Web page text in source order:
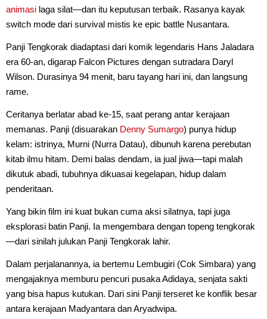
animasi laga silat—dan itu keputusan terbaik. Rasanya kayak
switch mode dari survival mistis ke epic battle Nusantara.
Panji Tengkorak diadaptasi dari komik legendaris Hans Jaladara
era 60-an, digarap Falcon Pictures dengan sutradara Daryl
Wilson. Durasinya 94 menit, baru tayang hari ini, dan langsung
rame.
Ceritanya berlatar abad ke-15, saat perang antar kerajaan
memanas. Panji (disuarakan Denny Sumargo) punya hidup
kelam: istrinya, Murni (Nurra Datau), dibunuh karena perebutan
kitab ilmu hitam. Demi balas dendam, ia jual jiwa—tapi malah
dikutuk abadi, tubuhnya dikuasai kegelapan, hidup dalam
penderitaan.
Yang bikin film ini kuat bukan cuma aksi silatnya, tapi juga
eksplorasi batin Panji. Ia mengembara dengan topeng tengkorak
—dari sinilah julukan Panji Tengkorak lahir.
Dalam perjalanannya, ia bertemu Lembugiri (Cok Simbara) yang
mengajaknya memburu pencuri pusaka Adidaya, senjata sakti
yang bisa hapus kutukan. Dari sini Panji terseret ke konflik besar
antara kerajaan Madyantara dan Aryadwipa.